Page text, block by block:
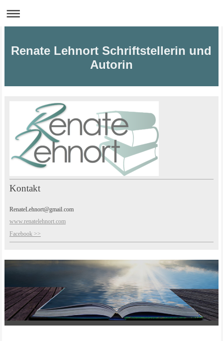
Renate Lehnort Schriftstellerin und
Autorin
Kontakt
RenateLehnort@gmail.com
www.renatelehnort.com
Facebook >>